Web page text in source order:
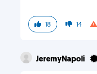
18 14
JeremyNapoli